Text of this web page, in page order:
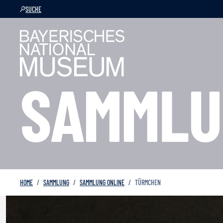
SUCHE
HOME SAMMLUNG SAMMLUNG ONLINE TÜRMCHEN